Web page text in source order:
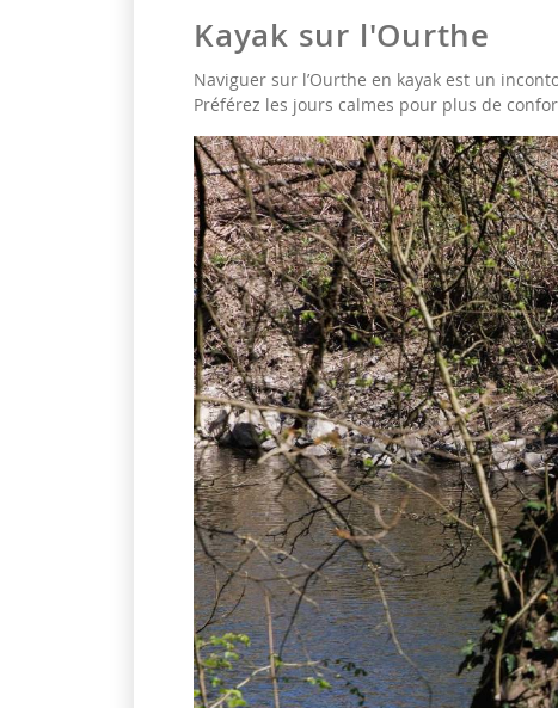
Kayak sur l'Ourthe
Naviguer sur l’Ourthe en kayak est un
Préférez les jours calmes pour plus de